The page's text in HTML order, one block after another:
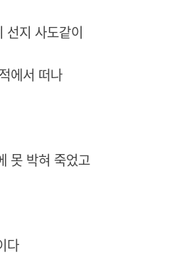
선지 사도같이
에서 떠나
못 박혀 죽었고
다